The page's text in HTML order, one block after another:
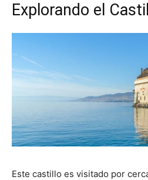
Explorando el
Este castillo es visitado por